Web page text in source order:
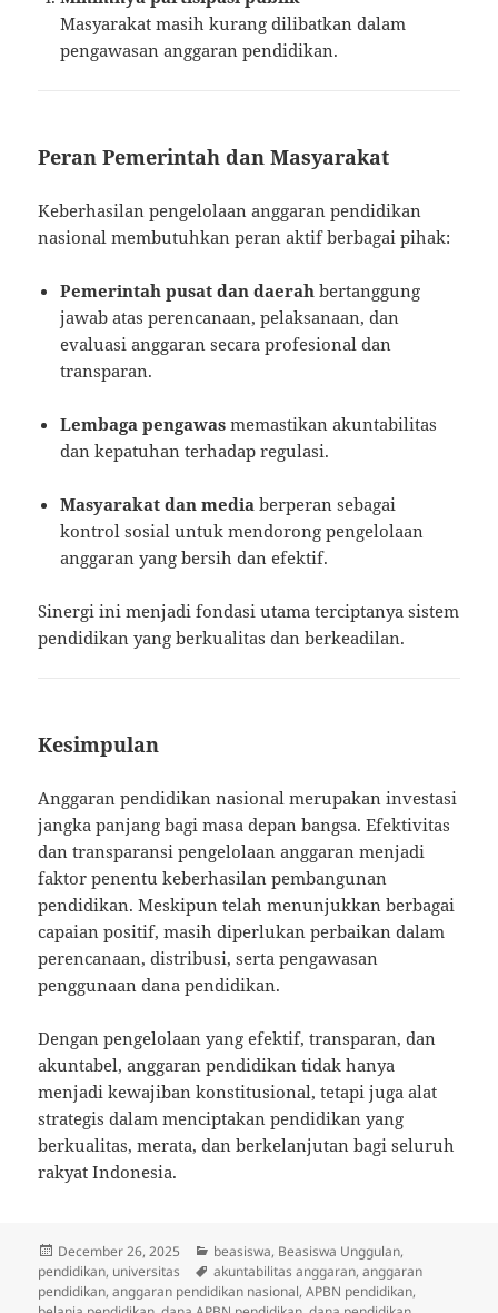
Masyarakat masih kurang dilibatkan dalam
pengawasan anggaran pendidikan.
Peran Pemerintah dan Masyarakat
Keberhasilan pengelolaan anggaran pendidikan
nasional membutuhkan peran aktif berbagai pihak:
Pemerintah pusat dan daerah bertanggung
jawab atas perencanaan, pelaksanaan, dan
evaluasi anggaran secara profesional dan
transparan.
Lembaga pengawas memastikan akuntabilitas
dan kepatuhan terhadap regulasi.
Masyarakat dan media berperan sebagai
kontrol sosial untuk mendorong pengelolaan
anggaran yang bersih dan efektif.
Sinergi ini menjadi fondasi utama terciptanya sistem
pendidikan yang berkualitas dan berkeadilan.
Kesimpulan
Anggaran pendidikan nasional merupakan investasi
jangka panjang bagi masa depan bangsa. Efektivitas
dan transparansi pengelolaan anggaran menjadi
faktor penentu keberhasilan pembangunan
pendidikan. Meskipun telah menunjukkan berbagai
capaian positif, masih diperlukan perbaikan dalam
perencanaan, distribusi, serta pengawasan
penggunaan dana pendidikan.
Dengan pengelolaan yang efektif, transparan, dan
akuntabel, anggaran pendidikan tidak hanya
menjadi kewajiban konstitusional, tetapi juga alat
strategis dalam menciptakan pendidikan yang
berkualitas, merata, dan berkelanjutan bagi seluruh
rakyat Indonesia.
Posted
on
December 26, 2025 Categories
beasiswa, Beasiswa Unggulan,
pendidikan, universitas Tags
akuntabilitas anggaran,anggaran
pendidikan,anggaran pendidikan nasional,APBN pendidikan,